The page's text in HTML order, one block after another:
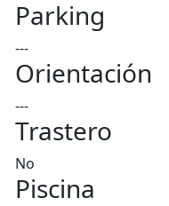
Parking
---
Orientación
---
Trastero
No
Piscina